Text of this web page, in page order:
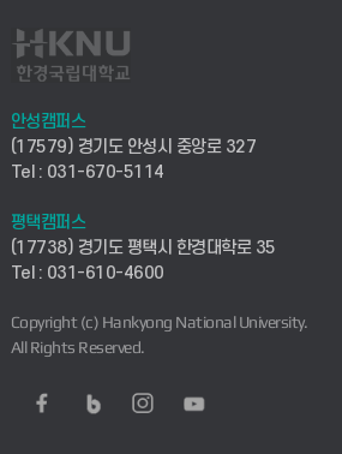
안성캠퍼스
(17579) 경기도 안성시 중앙로 327
Tel : 031-670-5114
평택캠퍼스
(17738) 경기도 평택시 한경대학로 35
Tel : 031-610-4600
Copyright (c) Hankyong National University.
All Rights Reserved.